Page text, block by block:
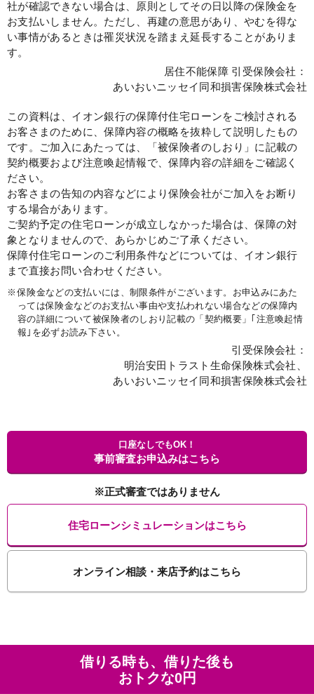
社が確認できない場合は、原則としてその日以降の保険金を
お支払いしません。ただし、再建の意思があり、やむを得な
い事情があるときは罹災状況を踏まえ延長することがありま
す。
居住不能保障 引受保険会社：
あいおいニッセイ同和損害保険株式会社
この資料は、イオン銀行の保障付住宅ローンをご検討される
お客さまのために、保障内容の概略を抜粋して説明したもの
です。ご加入にあたっては、「被保険者のしおり」に記載の
契約概要および注意喚起情報で、保障内容の詳細をご確認く
ださい。
お客さまの告知の内容などにより保険会社がご加入をお断り
する場合があります。
ご契約予定の住宅ローンが成立しなかった場合は、保障の対
象となりませんので、あらかじめご了承ください。
保障付住宅ローンのご利用条件などについては、イオン銀行
まで直接お問い合わせください。
※ 保険金などの支払いには、制限条件がございます。お申込みにあた
っては保険金などのお支払い事由や支払われない場合などの保障内
容の詳細について被保険者のしおり記載の「契約概要」｢注意喚起情
報｣を必ずお読み下さい。
引受保険会社：
明治安田トラスト生命保険株式会社、
あいおいニッセイ同和損害保険株式会社
口座なしでもOK！
事前審査お申込みはこちら
※正式審査ではありません
住宅ローンシミュレーションはこちら
オンライン相談・来店予約はこちら
借りる時も、借りた後も
おトクな0円